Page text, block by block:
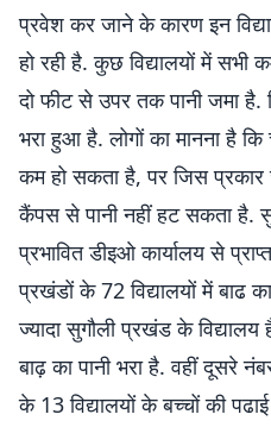
प्रवेश कर जाने के कारण इन
हो रही है. कुछ विद्यालयों में सभी
दो फीट से उपर तक पानी जमा है.
भरा हुआ है. लोगों का मानना है
कम हो सकता है, पर जिस
कैंपस से पानी नहीं हट सकता है.
प्रभावित डीइओ कार्यालय से
प्रखंडों के 72 विद्यालयों में बाढ
ज्यादा सुगौली प्रखंड के
बाढ़ का पानी भरा है. वहीं दूसरे
के 13 विद्यालयों के बच्चों की